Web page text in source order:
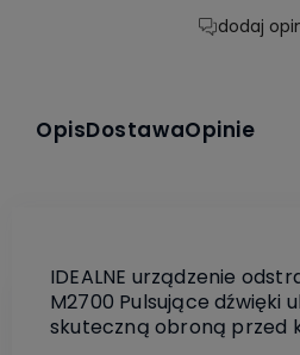
dodaj
OpisDostawaOpinie
IDEALNE urządzenie
M2700 Pulsujące dźwięki
skuteczną obroną przed